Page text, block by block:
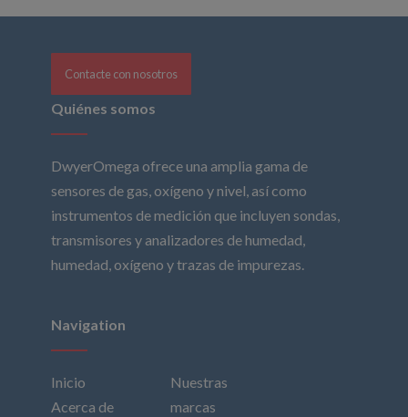
Contacte con nosotros
Quiénes somos
DwyerOmega ofrece una amplia gama de
sensores de gas, oxígeno y nivel, así como
instrumentos de medición que incluyen sondas,
transmisores y analizadores de humedad,
humedad, oxígeno y trazas de impurezas.
Navigation
Inicio
Acerca de
Nuestras
marcas